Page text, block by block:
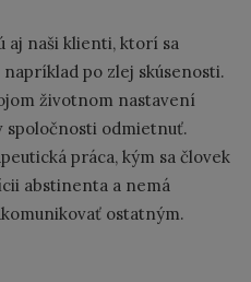
aj naši klienti, ktorí sa
po zlej skúsenosti.
životnom nastavení
spoločnosti odmietnuť.
práca, kým sa človek
abstinenta a nemá
ostatným.